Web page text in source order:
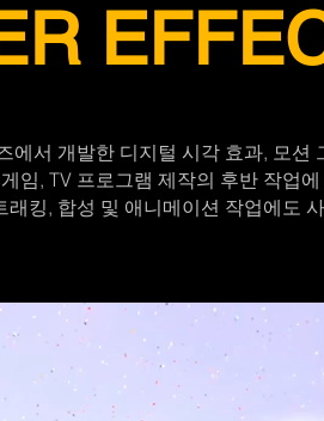
에서 개발한 디지털 시각 효과, 모션
임, TV 프로그램 제작의 후반 작업
래킹, 합성 및 애니메이션 작업에도